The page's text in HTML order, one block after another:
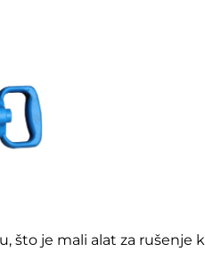
što je mali alat za rušenje